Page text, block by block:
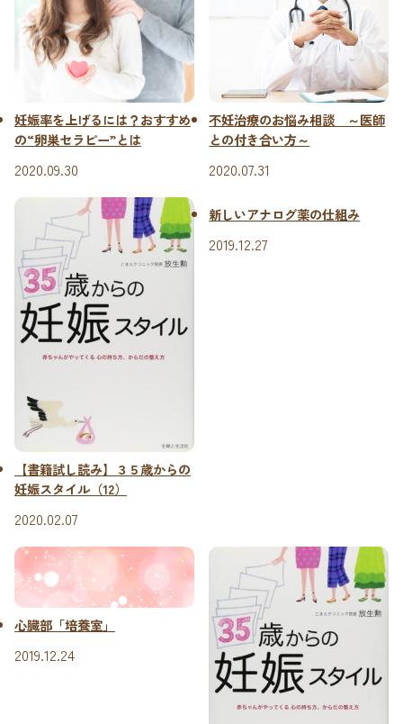
妊娠率を上げるには？おすすめ
の“卵巣セラピー”とは
2020.09.30
不妊治療のお悩み相談 ～医師
との付き合い方～
2020.07.31
【書籍試し読み】３５歳からの
妊娠スタイル（12）
2020.02.07
新しいアナログ薬の仕組み
2019.12.27
心臓部「培養室」
2019.12.24